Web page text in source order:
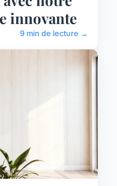
innovante
9 min de lecture →